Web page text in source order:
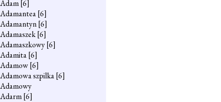
Adam[6]
Adamantea[6]
Adamantyn[6]
Adamaszek[6]
Adamaszkowy[6]
Adamita[6]
Adamow[6]
Adamowa szpilka[6]
Adamowy
Adarm[6]